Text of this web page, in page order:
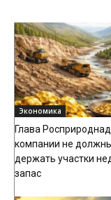
Экономика
Глава
компании не
держать участки
запас